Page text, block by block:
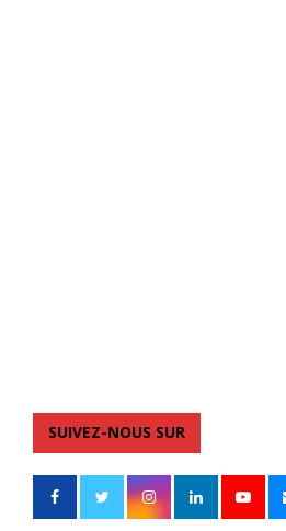
SUIVEZ-NOUS SUR